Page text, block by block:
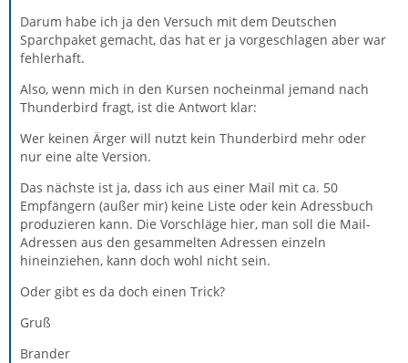
Darum habe ich ja den Versuch mit dem Deutschen
Sparchpaket gemacht, das hat er ja vorgeschlagen aber war
fehlerhaft.
Also, wenn mich in den Kursen nocheinmal jemand nach
Thunderbird fragt, ist die Antwort klar:
Wer keinen Ärger will nutzt kein Thunderbird mehr oder
nur eine alte Version.
Das nächste ist ja, dass ich aus einer Mail mit ca. 50
Empfängern (außer mir) keine Liste oder kein Adressbuch
produzieren kann. Die Vorschläge hier, man soll die Mail-
Adressen aus den gesammelten Adressen einzeln
hineinziehen, kann doch wohl nicht sein.
Oder gibt es da doch einen Trick?
Gruß
Brander